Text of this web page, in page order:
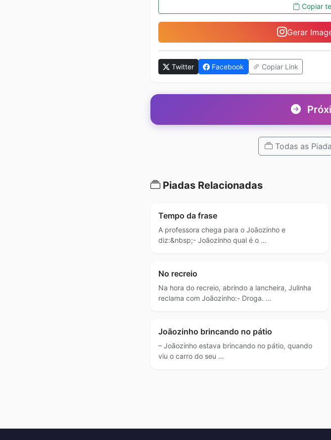
Copiar
Gerar
Twitter Facebook Copiar Link
Todas as
Piadas Relacionadas
Tempo da frase
A professora chega para o Joãozinho e
diz:&nbsp;- Joãozinho qual é o …
No recreio
Na hora do recreio, abrindo a lancheira, Julinha
reclama com Joãozinho:- Droga. …
Joãozinho brincando no pátio
– Joãozinho estava brincando no pátio, quando
viu o carro do seu …